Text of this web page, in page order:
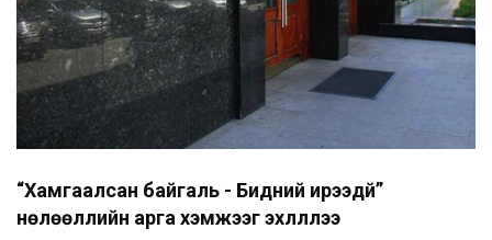
“Хамгаалсан байгаль - Бидний ирээдүй”
нөлөөллийн арга хэмжээг эхлүүллээ